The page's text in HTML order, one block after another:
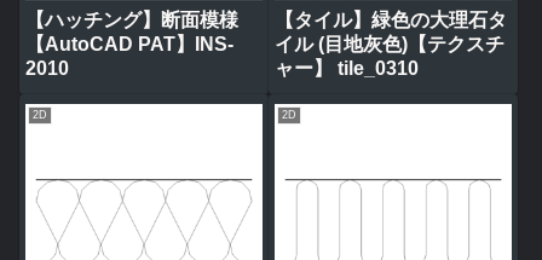
【ハッチング】断面模様
【AutoCAD PAT】INS-
2010
【タイル】緑色の大理石タ
イル (目地灰色)【テクスチ
ャー】 tile_0310
2D 2D